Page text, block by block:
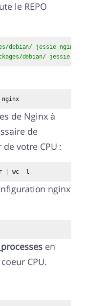
le REPO
debian/ jessie nginx'
debian/ jessie
de Nginx à
de
votre CPU :
wc - l
nginx
en
CPU.